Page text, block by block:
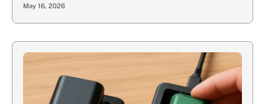
May 16, 2026